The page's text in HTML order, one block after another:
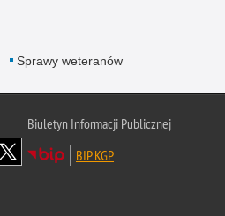
Sprawy weteranów
Biuletyn Informacji Publicznej
BIP KGP